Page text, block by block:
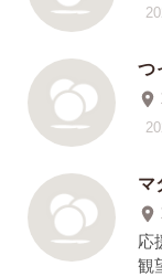
つ
マ
応
観